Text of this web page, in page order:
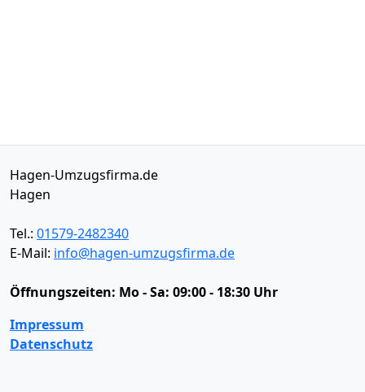
Hagen-Umzugsfirma.de
Hagen
Tel.: 01579-2482340
E-Mail: info@hagen-umzugsfirma.de
Öffnungszeiten: Mo - Sa: 09:00 - 18:30 Uhr
Impressum
Datenschutz